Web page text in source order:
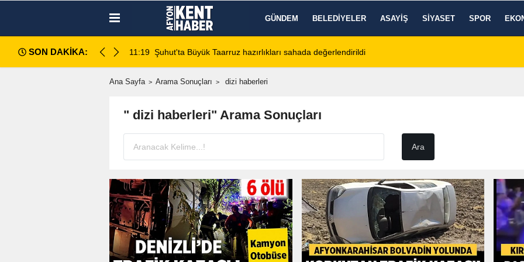
GÜNDEM BELEDIYELER ASAYIŞ SIYASET SPOR
SON DAKİKA:
değerlendirildi 11:18 Afyon Cenaze İlanları: 7 Ağustos 2026 Cuma Defin Bilgileri Açıklandı Dinar'da beş gün
Ana Sayfa Arama Sonuçları dizi haberleri
" dizi haberleri" Arama Sonuçları